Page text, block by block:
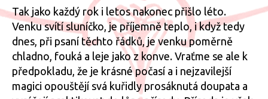
názvem
Jak
může
homeopatie
pomoci
při
magickém
Tak jako každý rok i letos nakonec přišlo léto.
Venku svítí sluníčko, je příjemně teplo, i když tedy
dnes, při psaní těchto řádků, je venku poměrně
chladno, fouká a leje jako z konve. Vraťme se ale k
předpokladu, že je krásné počasí a i nejzavilejší
magici opouštějí svá kuřidly prosáknutá doupata a